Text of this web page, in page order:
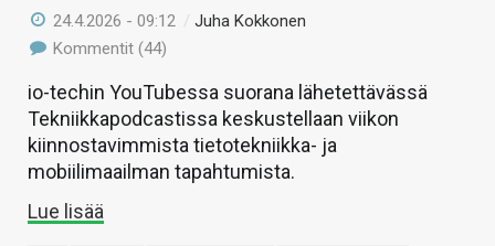
24.4.2026 - 09:12 /Juha Kokkonen
Kommentit (44)
io-techin YouTubessa suorana lähetettävässä
Tekniikkapodcastissa keskustellaan viikon
kiinnostavimmista tietotekniikka- ja
mobiilimaailman tapahtumista.
Lue lisää